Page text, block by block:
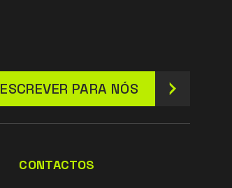
ESCREVER PARA NÓS
CONTACTOS